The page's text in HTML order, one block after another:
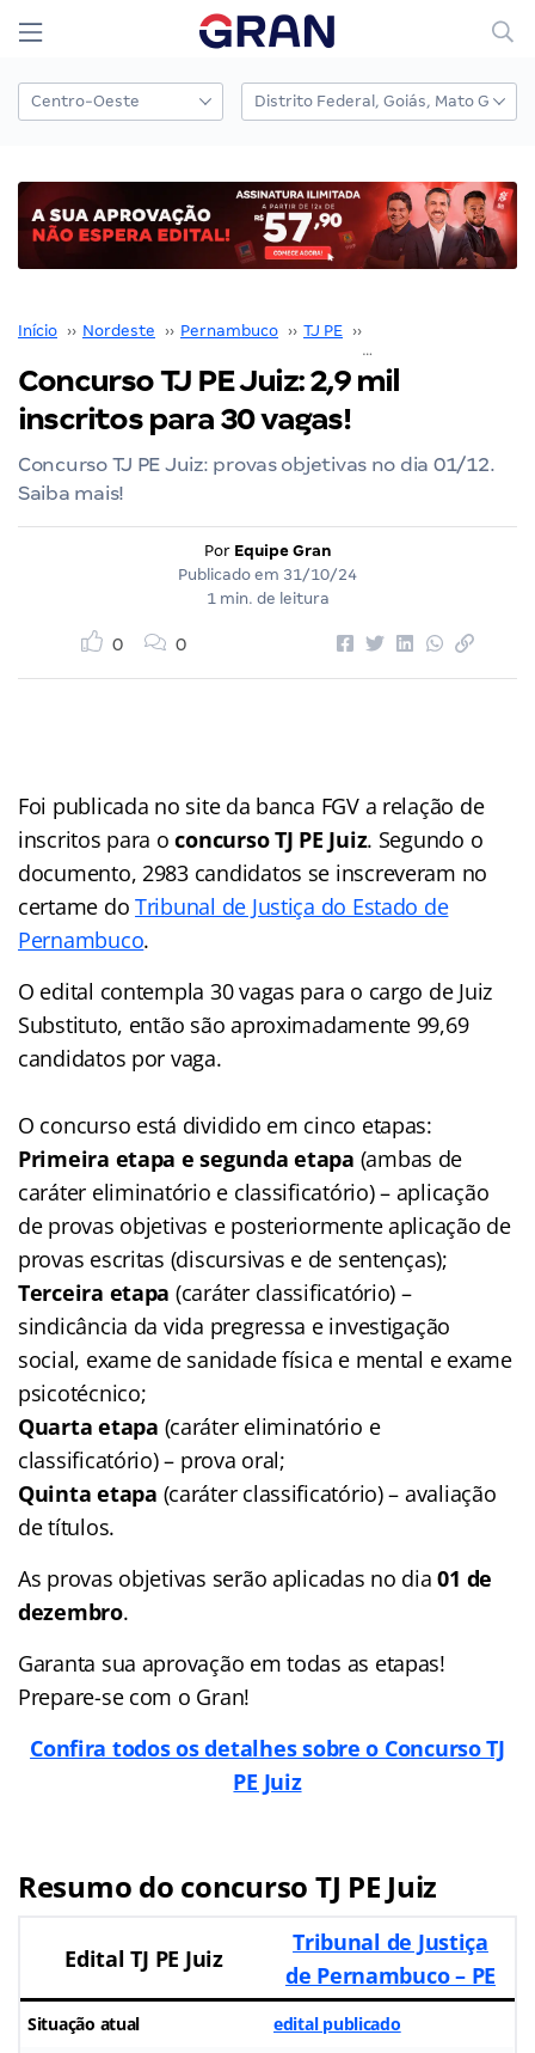
Início ›› Nordeste ›› Pernambuco ›› TJ PE ››
Concurso TJ PE Juiz: 2,9 mil
inscritos para 30 vagas!
Concurso TJ PE Juiz: provas objetivas no dia 01/12.
Saiba mais!
Por Equipe Gran
Publicado em 31/10/24
1 min. de leitura
0 0
Foi publicada no site da banca FGV a relação de
inscritos para oconcurso TJ PE Juiz. Segundo o
documento, 2983 candidatos se inscreveram no
certame doTribunal de Justiça do Estado de
Pernambuco.
O edital contempla 30 vagas para o cargo de Juiz
Substituto, então são aproximadamente 99,69
candidatos por vaga.
O concurso está dividido em cinco etapas:
Primeira etapa e segunda etapa (ambas de
caráter eliminatório e classificatório) – aplicação
de provas objetivas e posteriormente aplicação de
provas escritas (discursivas e de sentenças);
Terceira etapa (caráter classificatório) –
sindicância da vida pregressa e investigação
social, exame de sanidade física e mental e exame
psicotécnico;
Quarta etapa (caráter eliminatório e
classificatório) – prova oral;
Quinta etapa (caráter classificatório) – avaliação
de títulos.
As provas objetivas serão aplicadas no dia01 de
dezembro.
Garanta sua aprovação em todas as etapas!
Prepare-se com o Gran!
Confira todos os detalhes sobre o Concurso TJ
PE Juiz
Resumo do concurso TJ PE Juiz
Edital TJ PE Juiz
Tribunal de Justiça
de Pernambuco – PE
Situação atual edital publicado